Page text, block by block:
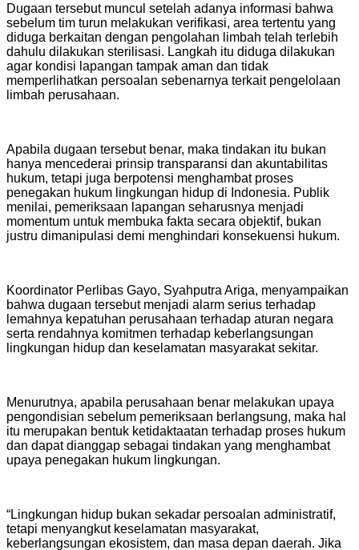
Dugaan tersebut muncul setelah adanya informasi bahwa
sebelum tim turun melakukan verifikasi, area tertentu yang
diduga berkaitan dengan pengolahan limbah telah terlebih
dahulu dilakukan sterilisasi. Langkah itu diduga dilakukan
agar kondisi lapangan tampak aman dan tidak
memperlihatkan persoalan sebenarnya terkait pengelolaan
limbah perusahaan.
Apabila dugaan tersebut benar, maka tindakan itu bukan
hanya mencederai prinsip transparansi dan akuntabilitas
hukum, tetapi juga berpotensi menghambat proses
penegakan hukum lingkungan hidup di Indonesia. Publik
menilai, pemeriksaan lapangan seharusnya menjadi
momentum untuk membuka fakta secara objektif, bukan
justru dimanipulasi demi menghindari konsekuensi hukum.
Koordinator Perlibas Gayo, Syahputra Ariga, menyampaikan
bahwa dugaan tersebut menjadi alarm serius terhadap
lemahnya kepatuhan perusahaan terhadap aturan negara
serta rendahnya komitmen terhadap keberlangsungan
lingkungan hidup dan keselamatan masyarakat sekitar.
Menurutnya, apabila perusahaan benar melakukan upaya
pengondisian sebelum pemeriksaan berlangsung, maka hal
itu merupakan bentuk ketidaktaatan terhadap proses hukum
dan dapat dianggap sebagai tindakan yang menghambat
upaya penegakan hukum lingkungan.
“Lingkungan hidup bukan sekadar persoalan administratif,
tetapi menyangkut keselamatan masyarakat,
keberlangsungan ekosistem, dan masa depan daerah. Jika